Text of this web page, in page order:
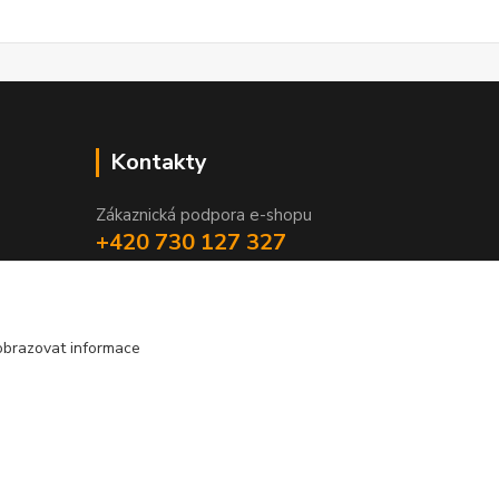
Kontakty
Zákaznická podpora e-shopu
+420 730 127 327
informace